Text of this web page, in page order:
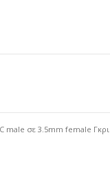
male σε 3.5mm female Γκρι